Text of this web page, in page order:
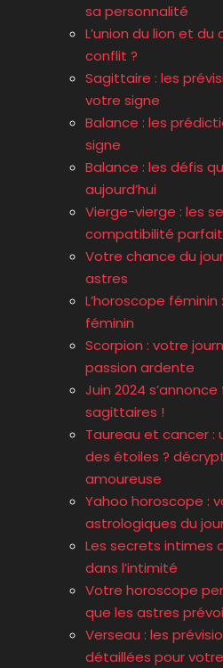
sa personnalité
L’union du lion et
conflit ?
Sagittaire : les
votre signe
Balance : les
signe
Balance : les défis
aujourd’hui
Vierge-vierge : les
compatibilité
Votre chance du
astres
L’horoscope
féminin
Scorpion : votre
passion ardente
Juin 2024
sagittaires !
Taureau et cancer :
des étoiles ?
amoureuse
Yahoo horoscope :
astrologiques du
Les secrets intimes
dans l’intimité
Votre horoscope
que les astres
Verseau : les
détaillées pour